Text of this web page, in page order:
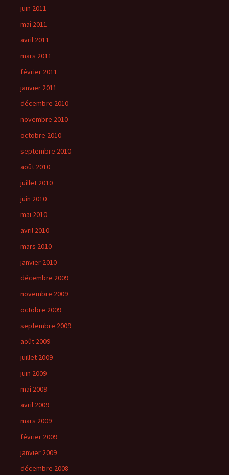
juin 2011
mai 2011
avril 2011
mars 2011
février 2011
janvier 2011
décembre 2010
novembre 2010
octobre 2010
septembre 2010
août 2010
juillet 2010
juin 2010
mai 2010
avril 2010
mars 2010
janvier 2010
décembre 2009
novembre 2009
octobre 2009
septembre 2009
août 2009
juillet 2009
juin 2009
mai 2009
avril 2009
mars 2009
février 2009
janvier 2009
décembre 2008